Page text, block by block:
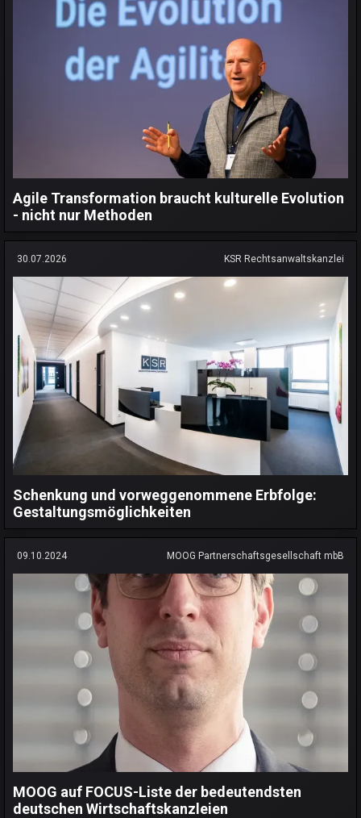
Agile Transformation braucht kulturelle Evolution
- nicht nur Methoden
30.07.2026 KSR Rechtsanwaltskanzlei
Schenkung und vorweggenommene Erbfolge:
Gestaltungsmöglichkeiten
09.10.2024 MOOG Partnerschaftsgesellschaft mbB
MOOG auf FOCUS-Liste der bedeutendsten
deutschen Wirtschaftskanzleien